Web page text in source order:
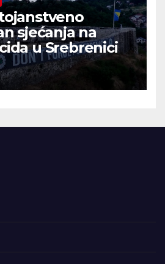
sjećanja na
u Srebrenici